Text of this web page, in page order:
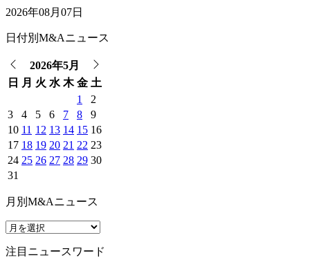
2026年08月07日
日付別M&Aニュース
2026年5月
日 月 火 水 木 金 土
1
2
3
4 5 6 7 8
9
10 11 12 13 14 15 16
17 18 19 20 21 22 23
24 25 26 27 28 29 30
31
月別M&Aニュース
注目ニュースワード